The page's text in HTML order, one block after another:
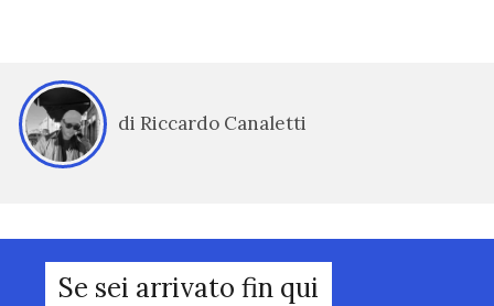
di Riccardo Canaletti
Se sei arrivato fin qui